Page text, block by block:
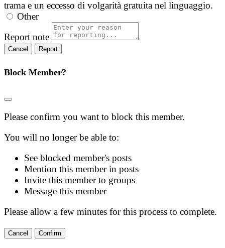
trama e un eccesso di volgarità gratuita nel linguaggio.
Other
Report note
Report
Block Member?
Please confirm you want to block this member.
You will no longer be able to:
See blocked member's posts
Mention this member in posts
Invite this member to groups
Message this member
Please allow a few minutes for this process to complete.
Confirm